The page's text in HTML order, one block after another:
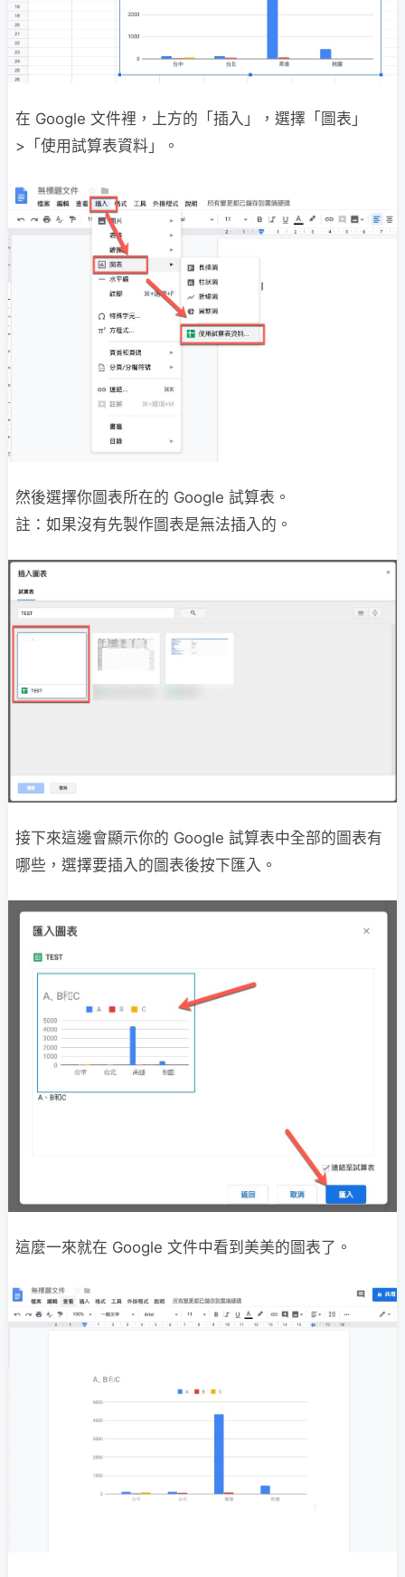
在 Google 文件裡，上方的「插入」，選擇「圖表」
>「使用試算表資料」。
然後選擇你圖表所在的 Google 試算表。
註：如果沒有先製作圖表是無法插入的。
接下來這邊會顯示你的 Google 試算表中全部的圖表有
哪些，選擇要插入的圖表後按下匯入。
這麼一來就在 Google 文件中看到美美的圖表了。